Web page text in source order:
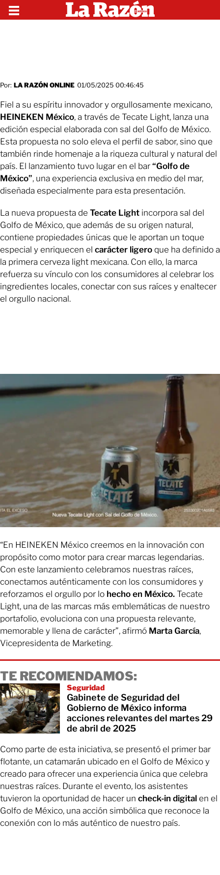
Por: LA RAZÓN ONLINE 01/05/2025 00:46:45
Fiel a su espíritu innovador y orgullosamente mexicano,
HEINEKEN México, a través de Tecate Light, lanza una
edición especial elaborada con sal del Golfo de México.
Esta propuesta no solo eleva el perfil de sabor, sino que
también rinde homenaje a la riqueza cultural y natural del
país. El lanzamiento tuvo lugar en el bar “Golfo de
México”, una experiencia exclusiva en medio del mar,
diseñada especialmente para esta presentación.
La nueva propuesta de Tecate Light incorpora sal del
Golfo de México, que además de su origen natural,
contiene propiedades únicas que le aportan un toque
especial y enriquecen el carácter ligero que ha definido a
la primera cerveza light mexicana. Con ello, la marca
refuerza su vínculo con los consumidores al celebrar los
ingredientes locales, conectar con sus raíces y enaltecer
el orgullo nacional.
“En HEINEKEN México creemos en la innovación con
propósito como motor para crear marcas legendarias.
Con este lanzamiento celebramos nuestras raíces,
conectamos auténticamente con los consumidores y
reforzamos el orgullo por lo hecho en México. Tecate
Light, una de las marcas más emblemáticas de nuestro
portafolio, evoluciona con una propuesta relevante,
memorable y llena de carácter”, afirmó Marta García,
Vicepresidenta de Marketing.
TE RECOMENDAMOS:
Seguridad
Gabinete de Seguridad del
Gobierno de México informa
acciones relevantes del martes 29
de abril de 2025
Como parte de esta iniciativa, se presentó el primer bar
flotante, un catamarán ubicado en el Golfo de México y
creado para ofrecer una experiencia única que celebra
nuestras raíces. Durante el evento, los asistentes
tuvieron la oportunidad de hacer un check-in digital en el
Golfo de México, una acción simbólica que reconoce la
conexión con lo más auténtico de nuestro país.